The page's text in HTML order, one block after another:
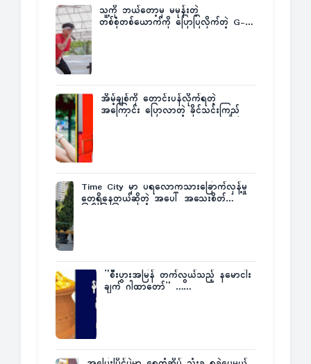
သူ့ကို ဘယ်တော့မှ မမုန်းတဲ့
တစ်စုံတစ်ယောက်ကို ပြောပြလိုက်တဲ့ G-
အိမ့်ချစ်ကို တောင်းပန်လိုက်ရတဲ့
အကြောင်း ပြောလာတဲ့ ခိုင်သင်းကြည်
Time City မှာ ပရလောကသားခြောက်လှန့်မှု
တွေရှိနေတယ်ဆိုတဲ့ အပေါ် အသေးစိတ်
”စီးပွားအမြန် တက်လွယ်သည့် နမောငါး
ချက် ဂါထာတော်” ……